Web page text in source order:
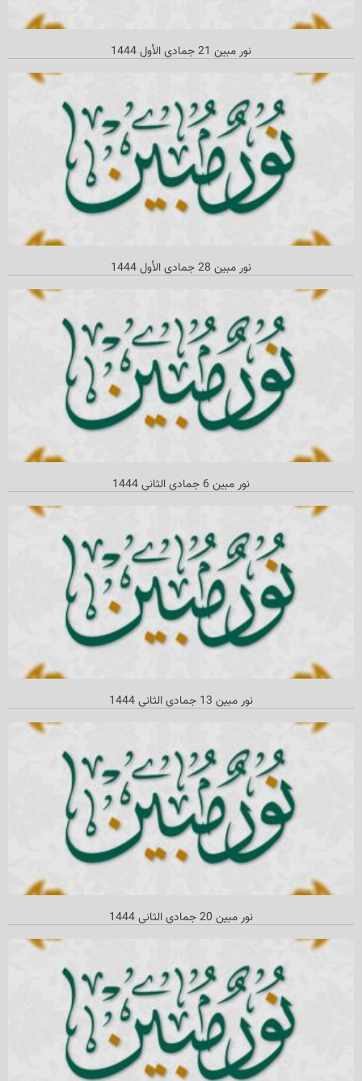
نور مبین 21 جمادي الأول 1444
نور مبین 28 جمادي الأول 1444
نور مبین 6 جمادي الثاني 1444
نور مبین 13 جمادي الثاني‌ 1444
نور مبين 20 جمادي الثاني 1444